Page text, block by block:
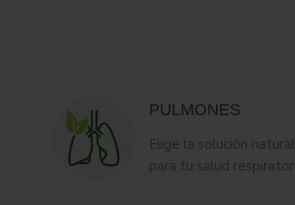
PULMONES
Elige la solución
para tu salud